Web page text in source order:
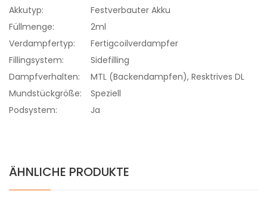
Akkutyp:
Festverbauter Akku
Füllmenge:
2ml
Verdampfertyp:
Fertigcoilverdampfer
Fillingsystem:
Sidefilling
Dampfverhalten:
MTL (Backendampfen), Resktrives DL
Mundstückgröße:
Speziell
Podsystem:
Ja
ÄHNLICHE PRODUKTE